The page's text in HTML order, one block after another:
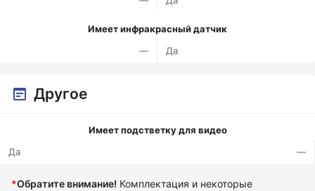
Имеет инфракрасный датчик
—
Да
Другое
Имеет подстветку для видео
Да
—
*Обратите внимание! Комплектация и некоторые